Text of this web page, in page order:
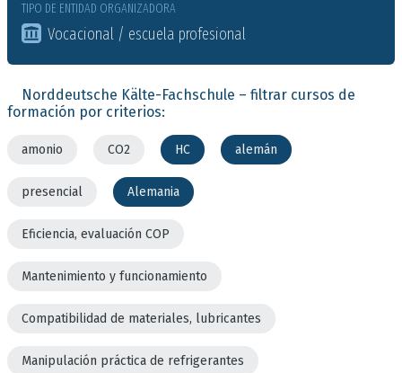
TIPO DE ENTIDAD ORGANIZADORA
Vocacional / escuela profesional
Norddeutsche Kälte-Fachschule – filtrar cursos de
formación por criterios:
amonio CO2 HC alemán
presencial Alemania
Eficiencia, evaluación COP
Mantenimiento y funcionamiento
Compatibilidad de materiales, lubricantes
Manipulación práctica de refrigerantes